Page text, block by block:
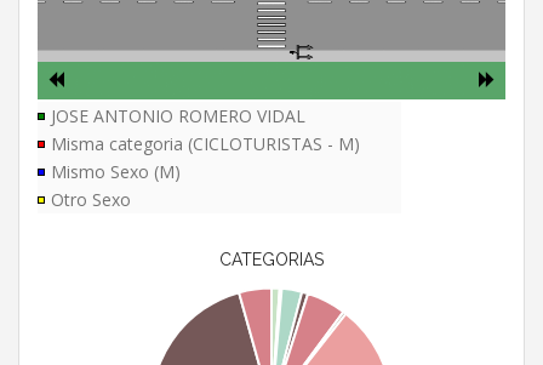
JOSE ANTONIO ROMERO VIDAL
Misma categoria (CICLOTURISTAS - M)
Mismo Sexo (M)
Otro Sexo
CATEGORIAS